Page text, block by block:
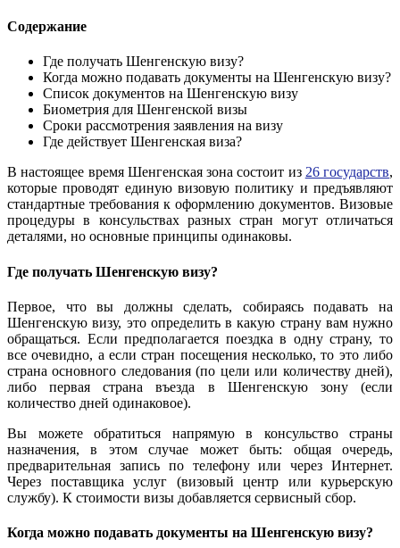
Содержание
Где получать Шенгенскую визу?
Когда можно подавать документы на Шенгенскую визу?
Список документов на Шенгенскую визу
Биометрия для Шенгенской визы
Сроки рассмотрения заявления на визу
Где действует Шенгенская виза?
В настоящее время Шенгенская зона состоит из 26 государств,
которые проводят единую визовую политику и предъявляют
стандартные требования к оформлению документов. Визовые
процедуры в консульствах разных стран могут отличаться
деталями, но основные принципы одинаковы.
Где получать Шенгенскую визу?
Первое, что вы должны сделать, собираясь подавать на
Шенгенскую визу, это определить в какую страну вам нужно
обращаться. Если предполагается поездка в одну страну, то
все очевидно, а если стран посещения несколько, то это либо
страна основного следования (по цели или количеству дней),
либо первая страна въезда в Шенгенскую зону (если
количество дней одинаковое).
Вы можете обратиться напрямую в консульство страны
назначения, в этом случае может быть: общая очередь,
предварительная запись по телефону или через Интернет.
Через поставщика услуг (визовый центр или курьерскую
службу). К стоимости визы добавляется сервисный сбор.
Когда можно подавать документы на Шенгенскую визу?